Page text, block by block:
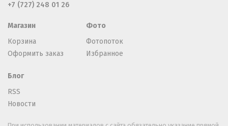
+7 (727) 248 01 26
Магазин
Корзина
Оформить заказ
Фото
Фотопоток
Избранное
Блог
RSS
Новости